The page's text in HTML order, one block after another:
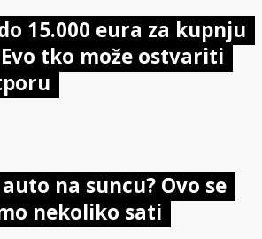
15.000 eura za kupnju
tko može ostvariti
na suncu? Ovo se
nekoliko sati